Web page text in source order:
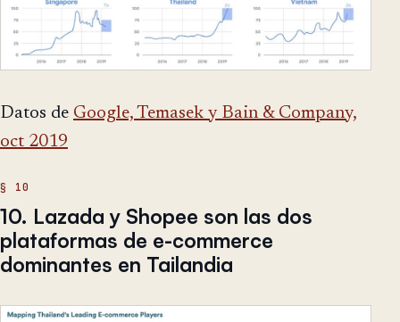
Datos de Google, Temasek y Bain & Company,
oct 2019
10. Lazada y Shopee son las dos
plataformas de e-commerce
dominantes en Tailandia